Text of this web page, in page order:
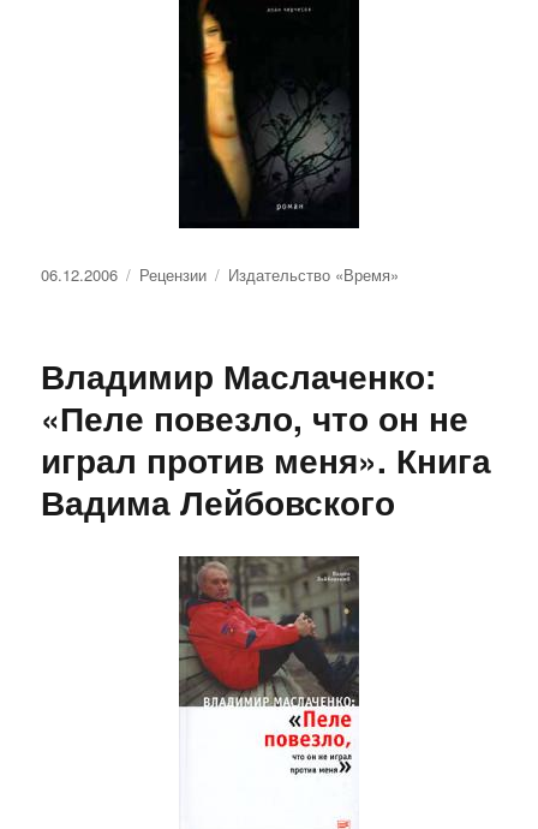
Опубликовано
06.12.2006 Рубрики
Рецензии Метки
Издательство «Время»
Владимир Маслаченко:
«Пеле повезло, что он не
играл против меня». Книга
Вадима Лейбовского